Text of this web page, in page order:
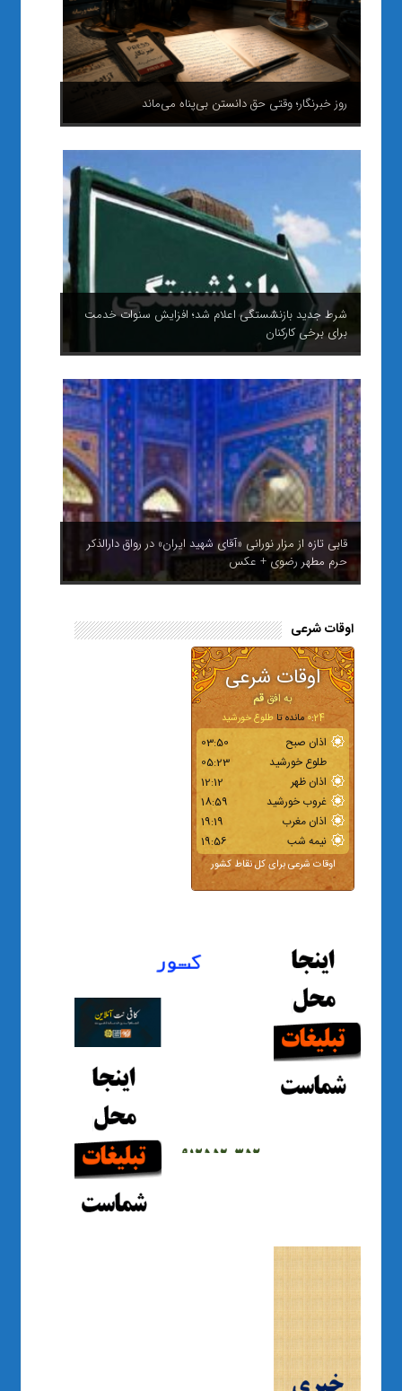
روز خبرنگار؛ وقتی حق دانستن بی‌پناه می‌ماند
شرط جدید بازنشستگی اعلام شد؛ افزایش سنوات خدمت
برای برخی کارکنان
قابی تازه از مزار نورانی «آقای شهید ایران» در رواق دارالذکر
حرم مطهر رضوی + عکس
اوقات شرعی